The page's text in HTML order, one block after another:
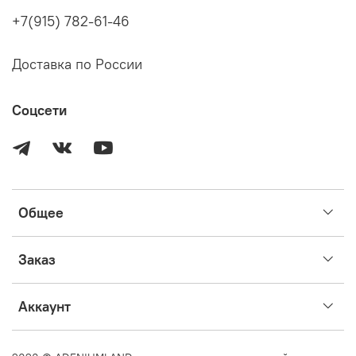
Перед размещением заказа, пожалуйста, убедитесь, что
вы прочитали информацию выше и готовы приобрести
Общее
Заказ
Аккаунт
+7(915) 782-61-46
Доставка по России
Соцсети